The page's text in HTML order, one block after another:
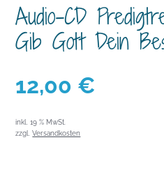
Audio-CD
Gib Gott Dein
12,00 €
inkl. 19 % MwSt.
zzgl.Versandkosten